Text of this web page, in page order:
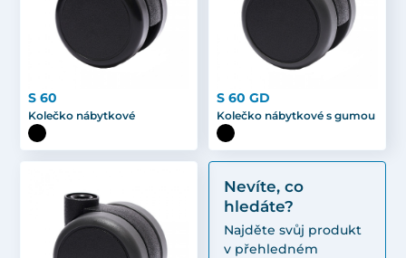
S 60
Kolečko nábytkové
S 60 GD
Kolečko nábytkové s gumou
Nevíte, co
hledáte?
Najděte svůj produkt
v přehledném